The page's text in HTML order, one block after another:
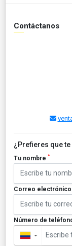
Contáctanos
¿Prefieres que
Tu nombre *
Correo electrónico
Número de
▼